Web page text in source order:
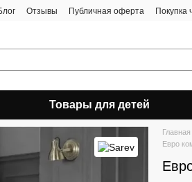
Отзывы Публичная оферта Покупка
Товары для детей
Главная
Евро